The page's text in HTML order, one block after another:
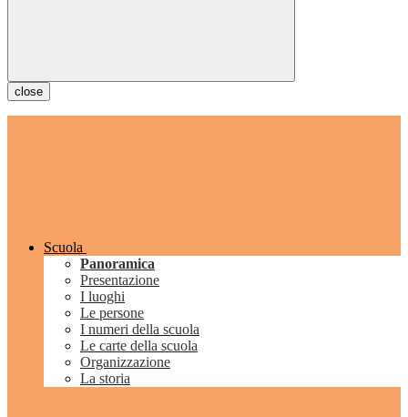
close
Scuola
Panoramica
Presentazione
I luoghi
Le persone
I numeri della scuola
Le carte della scuola
Organizzazione
La storia